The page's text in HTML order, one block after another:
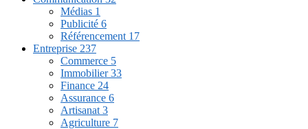
Médias 1
Publicité 6
Référencement 17
Entreprise 237
Commerce 5
Immobilier33
Finance 24
Assurance 6
Artisanat 3
Agriculture 7